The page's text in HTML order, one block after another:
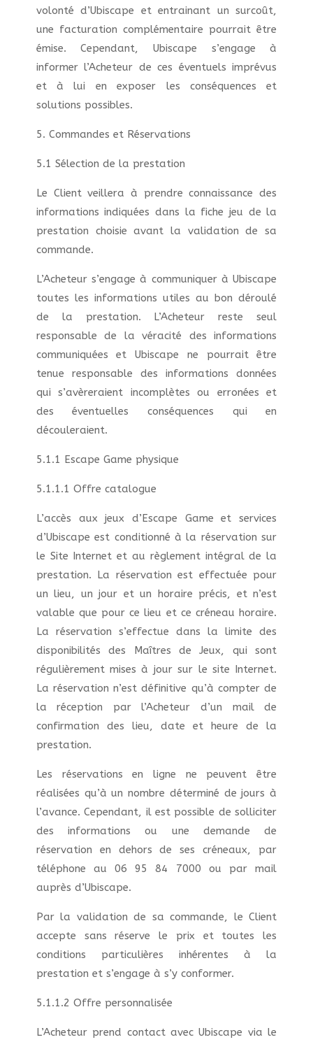
volonté d’Ubiscape et entrainant un surcoût,
une facturation complémentaire pourrait être
émise. Cependant, Ubiscape s’engage à
informer l’Acheteur de ces éventuels imprévus
et à lui en exposer les conséquences et
solutions possibles.
5. Commandes et Réservations
5.1 Sélection de la prestation
Le Client veillera à prendre connaissance des
informations indiquées dans la fiche jeu de la
prestation choisie avant la validation de sa
commande.
L’Acheteur s’engage à communiquer à Ubiscape
toutes les informations utiles au bon déroulé
de la prestation. L’Acheteur reste seul
responsable de la véracité des informations
communiquées et Ubiscape ne pourrait être
tenue responsable des informations données
qui s’avèreraient incomplètes ou erronées et
des éventuelles conséquences qui en
découleraient.
5.1.1 Escape Game physique
5.1.1.1 Offre catalogue
L’accès aux jeux d’Escape Game et services
d’Ubiscape est conditionné à la réservation sur
le Site Internet et au règlement intégral de la
prestation. La réservation est effectuée pour
un lieu, un jour et un horaire précis, et n’est
valable que pour ce lieu et ce créneau horaire.
La réservation s’effectue dans la limite des
disponibilités des Maîtres de Jeux, qui sont
régulièrement mises à jour sur le site Internet.
La réservation n’est définitive qu’à compter de
la réception par l’Acheteur d’un mail de
confirmation des lieu, date et heure de la
prestation.
Les réservations en ligne ne peuvent être
réalisées qu’à un nombre déterminé de jours à
l’avance. Cependant, il est possible de solliciter
des informations ou une demande de
réservation en dehors de ses créneaux, par
téléphone au 06 95 84 7000 ou par mail
auprès d’Ubiscape.
Par la validation de sa commande, le Client
accepte sans réserve le prix et toutes les
conditions particulières inhérentes à la
prestation et s’engage à s’y conformer.
5.1.1.2 Offre personnalisée
L’Acheteur prend contact avec Ubiscape via le